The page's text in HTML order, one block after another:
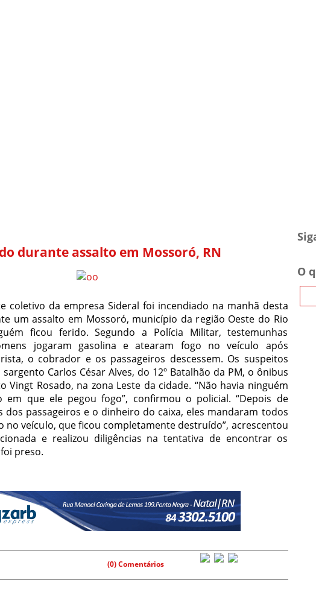
durante assalto em Mossoró, RN
coletivo da empresa Sideral foi incendiado na manhã desta
um assalto em Mossoró, município da região Oeste do Rio
ficou ferido. Segundo a Polícia Militar, testemunhas
jogaram gasolina e atearam fogo no veículo após
o cobrador e os passageiros descessem. Os suspeitos
Carlos César Alves, do 12º Batalhão da PM, o ônibus
Rosado, na zona Leste da cidade. “Não havia ninguém
que ele pegou fogo”, confirmou o policial. “Depois de
dos passageiros e o dinheiro do caixa, eles mandaram todos
no veículo, que ficou completamente destruído”, acrescentou
e realizou diligências na tentativa de encontrar os
preso.
(0) Comentários
O